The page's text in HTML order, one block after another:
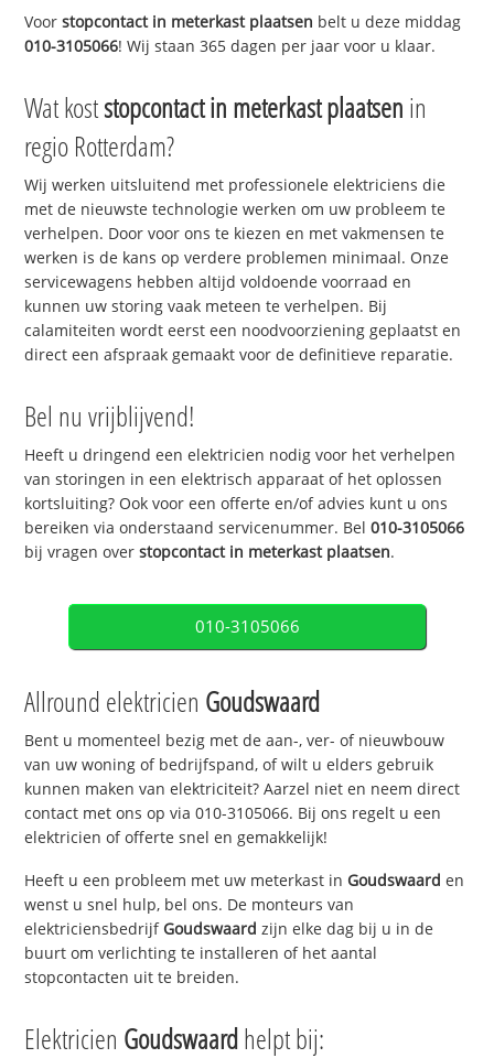
Voorstopcontact in meterkast plaatsen belt u deze middag
010-3105066! Wij staan 365 dagen per jaar voor u klaar.
Wat koststopcontact in meterkast plaatsen in
regio Rotterdam?
Wij werken uitsluitend met professionele elektriciens die
met de nieuwste technologie werken om uw probleem te
verhelpen. Door voor ons te kiezen en met vakmensen te
werken is de kans op verdere problemen minimaal. Onze
servicewagens hebben altijd voldoende voorraad en
kunnen uw storing vaak meteen te verhelpen. Bij
calamiteiten wordt eerst een noodvoorziening geplaatst en
direct een afspraak gemaakt voor de definitieve reparatie.
Bel nu vrijblijvend!
Heeft u dringend een elektricien nodig voor het verhelpen
van storingen in een elektrisch apparaat of het oplossen
kortsluiting? Ook voor een offerte en/of advies kunt u ons
bereiken via onderstaand servicenummer. Bel010-3105066
bij vragen overstopcontact in meterkast plaatsen.
010-3105066
Allround elektricien Goudswaard
Bent u momenteel bezig met de aan-, ver- of nieuwbouw
van uw woning of bedrijfspand, of wilt u elders gebruik
kunnen maken van elektriciteit? Aarzel niet en neem direct
contact met ons op via 010-3105066. Bij ons regelt u een
elektricien of offerte snel en gemakkelijk!
Heeft u een probleem met uw meterkast in Goudswaard en
wenst u snel hulp, bel ons. De monteurs van
elektriciensbedrijf Goudswaard zijn elke dag bij u in de
buurt om verlichting te installeren of het aantal
stopcontacten uit te breiden.
Elektricien Goudswaardhelpt bij: